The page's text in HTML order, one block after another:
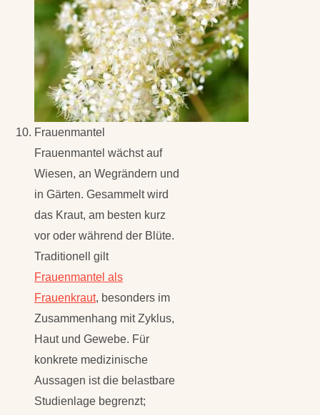
Frauenmantel
Frauenmantel wächst auf
Wiesen, an Wegrändern und
in Gärten. Gesammelt wird
das Kraut, am besten kurz
vor oder während der Blüte.
Traditionell gilt
Frauenmantel als
Frauenkraut, besonders im
Zusammenhang mit Zyklus,
Haut und Gewebe. Für
konkrete medizinische
Aussagen ist die belastbare
Studienlage begrenzt;